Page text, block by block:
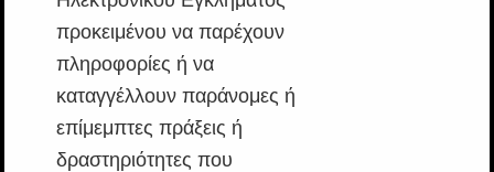
προκειμένου να παρέχουν
πληροφορίες ή να
καταγγέλλουν παράνομες ή
επίμεμπτες πράξεις ή
δραστηριότητες που